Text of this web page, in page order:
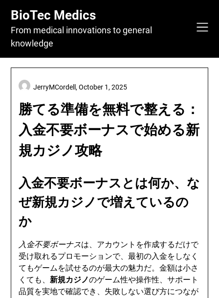
content
BioTec Medics
From medical innovations to general
knowledge
勝てる準備を無料で整える：
入金不要ボーナスで始める新
規カジノ攻略
JerryMCordell,October 1, 2025
入金不要ボーナスとは何か、な
ぜ新規カジノで増えているの
か
入金不要ボーナスは、アカウントを作成するだけで
受け取れるプロモーションで、最初の入金をしなく
てもゲームを試せるのが最大の魅力だ。金額は小さ
くても、新規カジノのゲーム性や操作性、サポート
品質を実地で確認でき、失敗しない選び方につなが